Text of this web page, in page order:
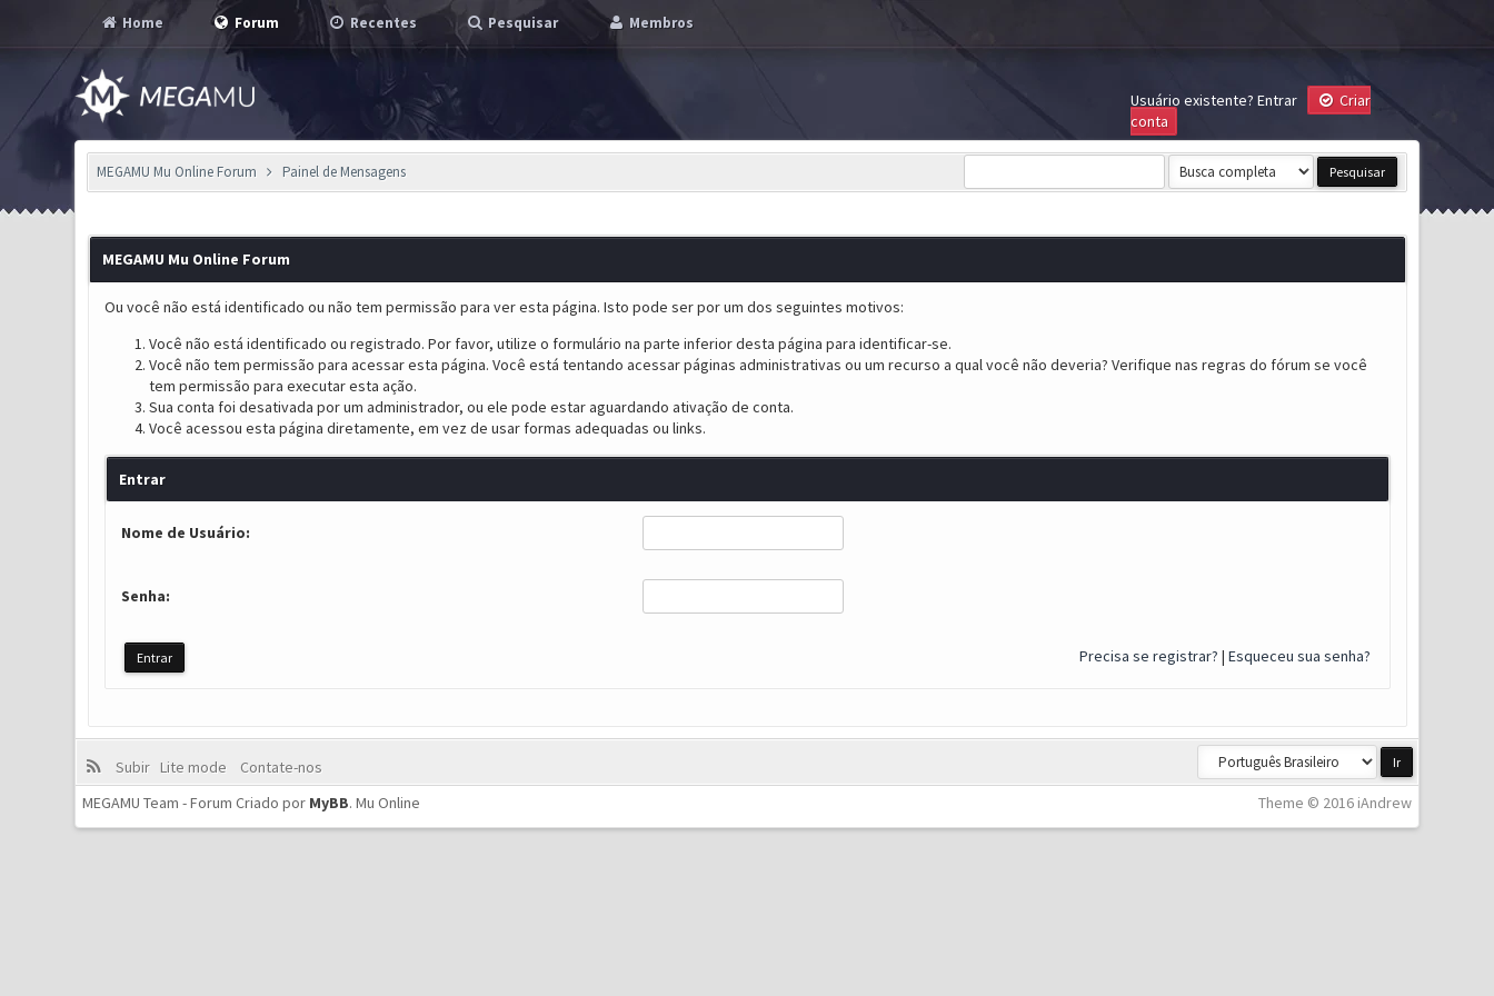
Home Forum Recentes Pesquisar Membros
Usuário existente? Entrar
Criar
conta
MEGAMU Mu Online Forum Painel de Mensagens
MEGAMU Mu Online Forum
Ou você não está identificado ou não tem permissão para ver esta página. Isto pode ser por um dos seguintes motivos:
Você não está identificado ou registrado. Por favor, utilize o formulário na parte inferior desta página para identificar-se.
Você não tem permissão para acessar esta página. Você está tentando acessar páginas administrativas ou um recurso a qual você não deveria? Verifique nas regras do fórum se você
tem permissão para executar esta ação.
Sua conta foi desativada por um administrador, ou ele pode estar aguardando ativação de conta.
Você acessou esta página diretamente, em vez de usar formas adequadas ou links.
Entrar
Nome de Usuário:
Senha:
Precisa se registrar? | Esqueceu sua senha?
Subir Lite mode
Contate-nos
Theme © 2016 iAndrew
MEGAMU Team - Forum Criado por MyBB.Mu Online